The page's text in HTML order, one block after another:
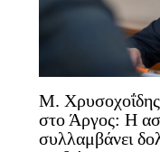
Μ. Χρυσοχοΐδης
στο Άργος: Η
συλλαμβάνει